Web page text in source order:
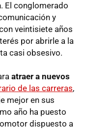
. El conglomerado
y
veintisiete años
por abrirle a la
casi obsesivo.
atraer a nuevos
de las carreras,
mejor en sus
año ha puesto
dispuesto a